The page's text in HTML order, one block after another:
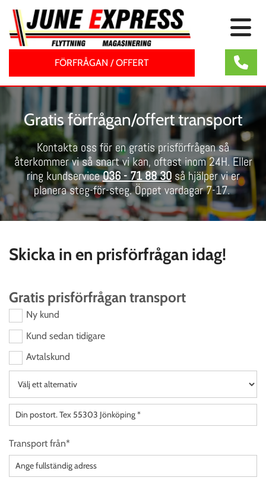
FÖRFRÅGAN / OFFERT
Gratis förfrågan/offert transport
Kontakta oss för en gratis prisförfrågan så
återkommer vi så snart vi kan, oftast inom 24H. Eller
ring kundservice036 - 71 88 30så hjälper vi er
planera steg-för-steg. Öppet vardagar 7-17.
Skicka in en prisförfrågan idag!
Gratis prisförfrågan transport
Ny kund
Kund sedan tidigare
Avtalskund
Transport från*